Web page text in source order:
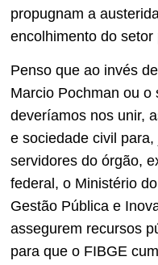
propugnam a
encolhimento do setor
Penso que ao invés
Marcio Pochman ou o
deveríamos nos unir,
e sociedade civil
servidores do órgão,
federal, o Ministério
Gestão Pública e
assegurem recursos
para que o FIBGE